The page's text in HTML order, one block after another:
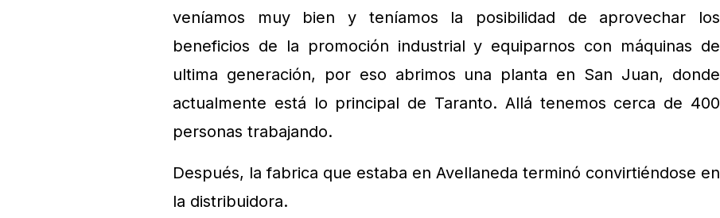
veníamos muy bien y teníamos la posibilidad de aprovechar los
beneficios de la promoción industrial y equiparnos con máquinas de
ultima generación, por eso abrimos una planta en San Juan, donde
actualmente está lo principal de Taranto. Allá tenemos cerca de 400
personas trabajando.
Después, la fabrica que estaba en Avellaneda terminó convirtiéndose en
la distribuidora.